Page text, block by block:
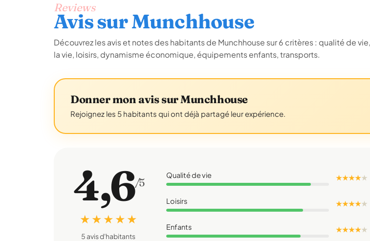
Reviews
Avis sur Munchhouse
Découvrez les avis et notes des habitants de Munchhouse sur 6 critères : qualité de
la vie, loisirs, dynamisme économique, équipements enfants, transports.
Donner mon avis sur Munchhouse
Rejoignez les 5 habitants qui ont déjà partagé leur expérience.
4,6/5
★ ★ ★ ★ ★
5 avis d'habitants
Qualité de vie ★ ★ ★ ★★
Loisirs ★ ★ ★ ★★
Enfants ★ ★ ★ ★★